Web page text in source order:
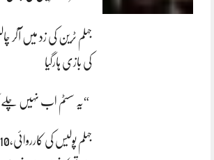
جہلم ٹرین کی زد میں آکر
کی بازی ہارگیا
“یہ سسٹم اب نہیں چلے